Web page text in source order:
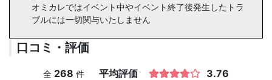
オミカレではイベント中やイベント終了後発生したトラ
ブルには一切関与いたしません
口コミ・評価
全 268 件 平均評価 3.76